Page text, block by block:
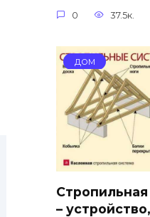
0 37.5к.
ДОМ
–